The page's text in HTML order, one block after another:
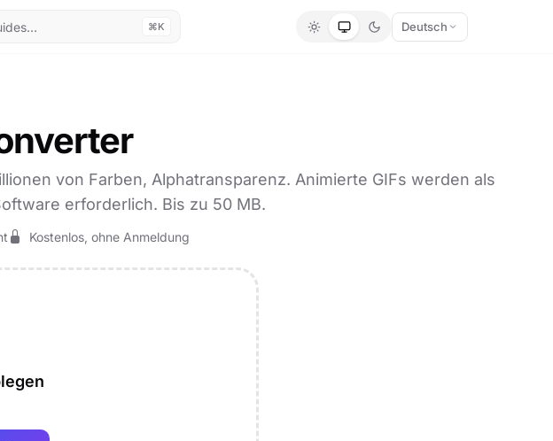
⌘K Deutsch
von Farben, Alphatransparenz. Animierte GIFs werden als
erforderlich. Bis zu 50 MB.
Kostenlos, ohne Anmeldung